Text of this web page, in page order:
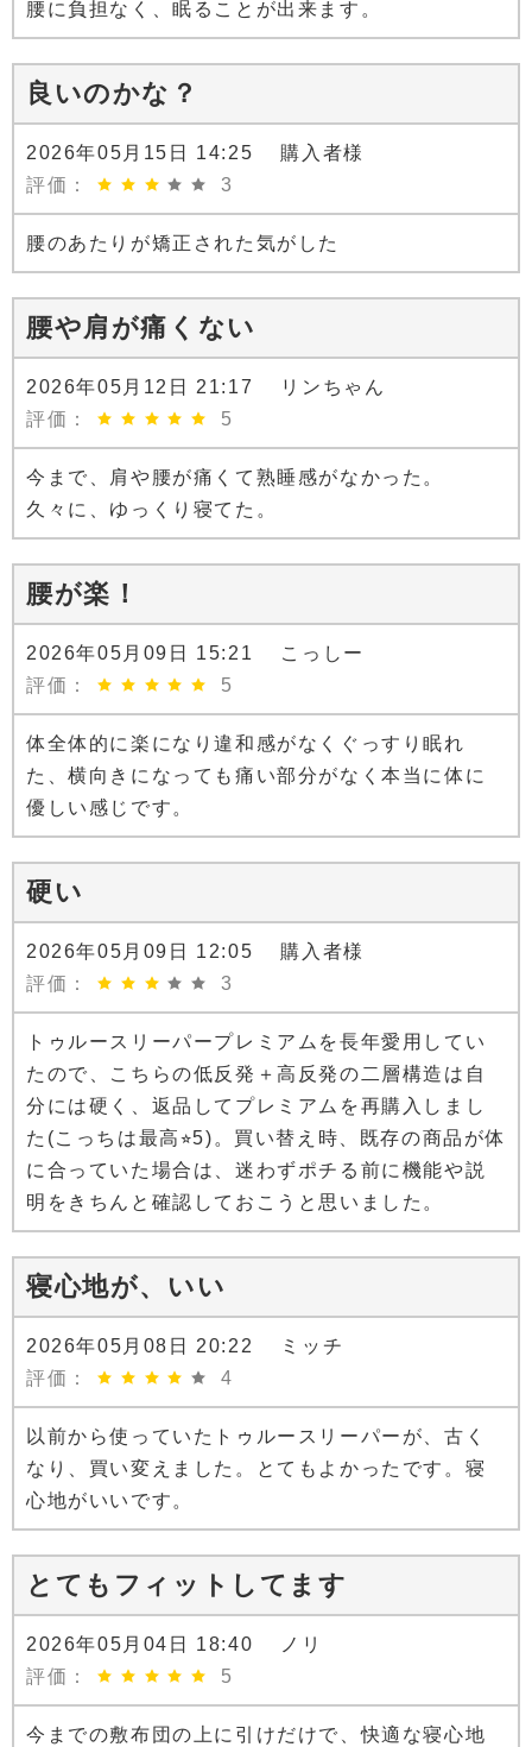
腰に負担なく、眠ることが出来ます。
良いのかな？
2026年05月15日 14:25 購入者様
評価：
3
腰のあたりが矯正された気がした
腰や肩が痛くない
2026年05月12日 21:17 リンちゃん
評価：
5
今まで、肩や腰が痛くて熟睡感がなかった。
久々に、ゆっくり寝てた。
腰が楽！
2026年05月09日 15:21 こっしー
評価：
5
体全体的に楽になり違和感がなくぐっすり眠れ
た、横向きになっても痛い部分がなく本当に体に
優しい感じです。
硬い
2026年05月09日 12:05 購入者様
評価：
3
トゥルースリーパープレミアムを長年愛用してい
たので、こちらの低反発＋高反発の二層構造は自
分には硬く、返品してプレミアムを再購入しまし
た(こっちは最高⭐︎5)。買い替え時、既存の商品が体
に合っていた場合は、迷わずポチる前に機能や説
明をきちんと確認しておこうと思いました。
寝心地が、いい
2026年05月08日 20:22 ミッチ
評価：
4
以前から使っていたトゥルースリーパーが、古く
なり、買い変えました。とてもよかったです。寝
心地がいいです。
とてもフィットしてます
2026年05月04日 18:40 ノリ
評価：
5
今までの敷布団の上に引けだけで、快適な寝心地